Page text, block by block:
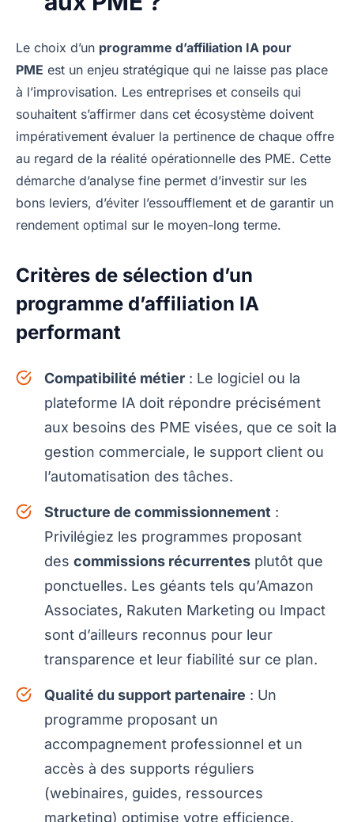
Le choix d’un programme d’affiliation IA pour
PME est un enjeu stratégique qui ne laisse pas place
à l’improvisation. Les entreprises et conseils qui
souhaitent s’affirmer dans cet écosystème doivent
impérativement évaluer la pertinence de chaque offre
au regard de la réalité opérationnelle des PME. Cette
démarche d’analyse fine permet d’investir sur les
bons leviers, d’éviter l’essoufflement et de garantir un
rendement optimal sur le moyen-long terme.
Critères de sélection d’un
programme d’affiliation IA
performant
Compatibilité métier : Le logiciel ou la
plateforme IA doit répondre précisément
aux besoins des PME visées, que ce soit la
gestion commerciale, le support client ou
l’automatisation des tâches.
Structure de commissionnement :
Privilégiez les programmes proposant
des commissions récurrentes plutôt que
ponctuelles. Les géants tels qu’Amazon
Associates, Rakuten Marketing ou Impact
sont d’ailleurs reconnus pour leur
transparence et leur fiabilité sur ce plan.
Qualité du support partenaire : Un
programme proposant un
accompagnement professionnel et un
accès à des supports réguliers
(webinaires, guides, ressources
marketing) optimise votre efficience.